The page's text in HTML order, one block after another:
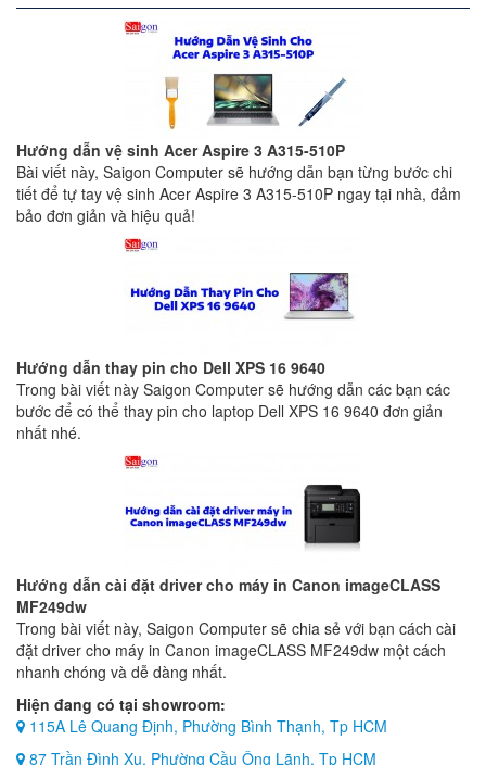
Hướng dẫn vệ sinh Acer Aspire 3 A315-510P
Bài viết này, Saigon Computer sẽ hướng dẫn bạn từng bước chi
tiết để tự tay vệ sinh Acer Aspire 3 A315-510P ngay tại nhà, đảm
bảo đơn giản và hiệu quả!
Hướng dẫn thay pin cho Dell XPS 16 9640
Trong bài viết này Saigon Computer sẽ hướng dẫn các bạn các
bước để có thể thay pin cho laptop Dell XPS 16 9640 đơn giản
nhất nhé.
Hướng dẫn cài đặt driver cho máy in Canon imageCLASS
MF249dw
Trong bài viết này, Saigon Computer sẽ chia sẻ với bạn cách cài
đặt driver cho máy in Canon imageCLASS MF249dw một cách
nhanh chóng và dễ dàng nhất.
Hiện đang có tại showroom:
115A Lê Quang Định, Phường Bình Thạnh, Tp HCM
87 Trần Đình Xu, Phường Cầu Ông Lãnh, Tp HCM